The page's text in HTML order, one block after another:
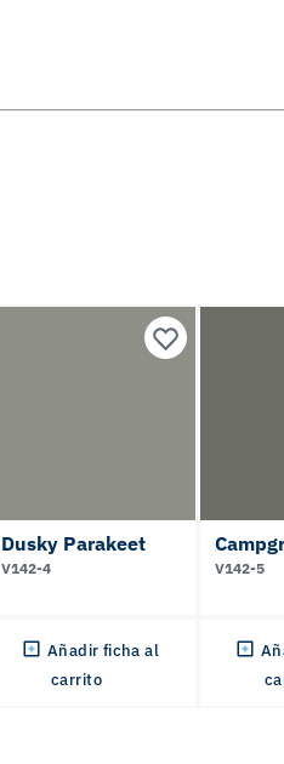
Dusky Parakeet
V142-4
Añadir ficha al
carrito
V142-5